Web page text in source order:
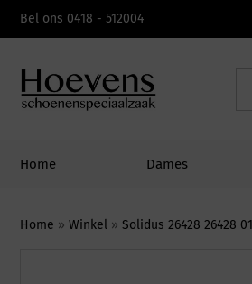
Bel ons 0418 - 512004
Home Dames
Home » Winkel » Solidus 26428 26428